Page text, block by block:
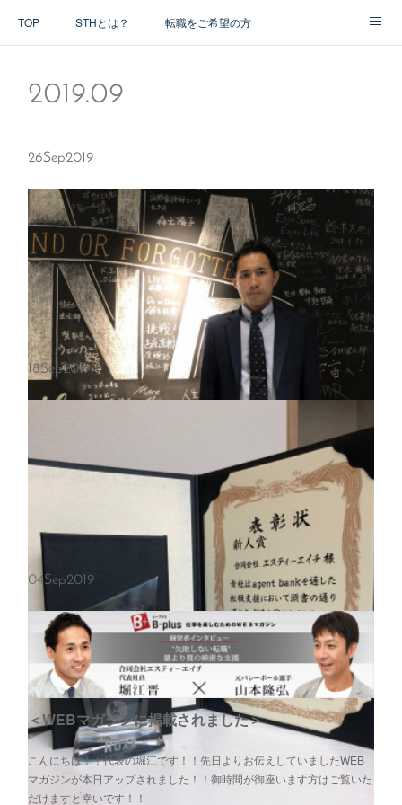
TOP STHとは？ 転職をご希望の方
2019.09
26Sep2019
＜株式会社Enjinにて取材を受けました＞
こんばんは！！代表の堀江晋です！！先日、東銀座に本社を構えておら
れます「株式会社Enjin」様にて”THE ROOTS”の取材を受けさせていた
だきました！！また、今後の私のメディア関連の広報担当をして下さ…
18Sep2019
04Sep2019
＜WEBマガジンに掲載されました＞
こんにちは！！代表の堀江です！！先日よりお伝えしていましたWEB
マガジンが本日アップされました！！御時間が御座います方はご覧いた
だけますと幸いです！！